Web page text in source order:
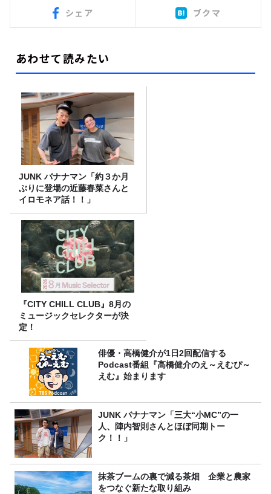
シェア ブクマ
あわせて読みたい
JUNK バナナマン「約３か月
ぶりに登場の近藤春菜さんと
イロモネア話！！」
『CITY CHILL CLUB』8月の
ミュージックセレクターが決
定！
俳優・高橋健介が1日2回配信する
Podcast番組『高橋健介のえ～えむぴ～
えむ』始まります
JUNK バナナマン「三大“小MC”の一
人、陣内智則さんとほぼ同期トー
ク！！」
抹茶ブームの裏で減る茶畑 企業と農家
をつなぐ新たな取り組み